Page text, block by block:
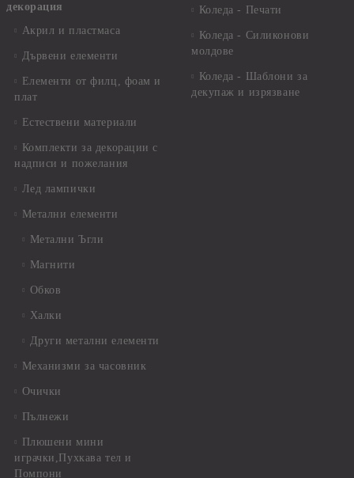
декорация
Акрил и пластмаса
Дървени елементи
Елементи от филц, фоам и
плат
Естествени материали
Комплекти за декорации с
надписи и пожелания
Лед лампички
Метални елементи
Метални Ъгли
Магнити
Обков
Халки
Други метални елементи
Механизми за часовник
Очички
Пълнежи
Плюшени мини
играчки,Пухкава тел и
Помпони
Коледа - Печати
Коледа - Силиконови
молдове
Коледа - Шаблони за
декупаж и изрязване